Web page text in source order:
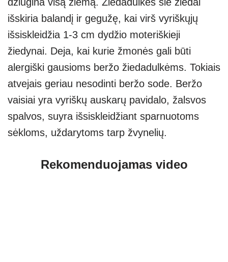
išskiria balandį ir gegužę, kai virš vyriškųjų
išsiskleidžia 1-3 cm dydžio moteriškieji
žiedynai. Deja, kai kurie žmonės gali būti
alergiški gausioms beržo žiedadulkėms. Tokiais
atvejais geriau nesodinti beržo sode. Beržo
vaisiai yra vyriškų auskarų pavidalo, žalsvos
spalvos, suyra išsiskleidžiant sparnuotoms
sėkloms, uždarytoms tarp žvynelių.
Rekomenduojamas video